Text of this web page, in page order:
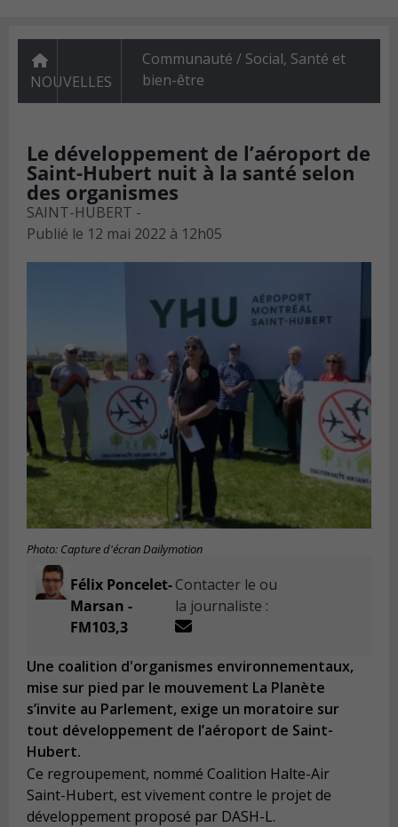
NOUVELLES
Communauté / Social, Santé et
bien-être
Le développement de l’aéroport de
Saint-Hubert nuit à la santé selon
des organismes
SAINT-HUBERT -
Publié le 12 mai 2022 à 12h05
Photo: Capture d'écran Dailymotion
Félix Poncelet-
Marsan -
FM103,3
Contacter le ou
la journaliste :
Une coalition d'organismes environnementaux,
mise sur pied par le mouvement La Planète
s’invite au Parlement, exige un moratoire sur
tout développement de l’aéroport de Saint-
Hubert.
Ce regroupement, nommé Coalition Halte-Air
Saint-Hubert, est vivement contre le projet de
développement proposé par DASH-L.